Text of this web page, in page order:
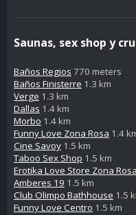
Saunas, sex shop y
Baños Regios 770 meters
Baños Finisterre 1.3 km
Verge 1.3 km
Dallas 1.4 km
Morbo 1.4 km
Funny Love Zona Rosa 1.4
Cine Savoy 1.5 km
Taboo Sex Shop 1.5 km
Erotika Love Store Zona Rosa
Amberes 19 1.5 km
Club Olimpo Bathhouse 1.5
Funny Love Centro 1.5 km